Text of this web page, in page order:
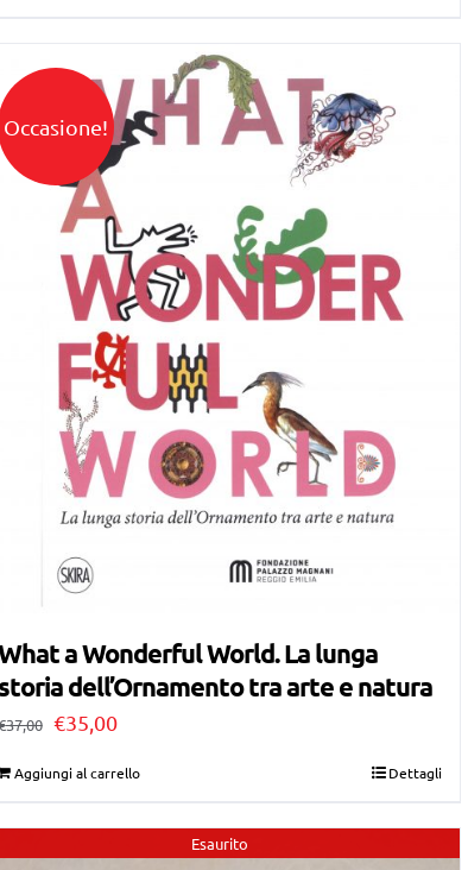
€28,00.€10,00.
Occasione!
a Wonderful World. La lunga
storia dell’Ornamento tra arte e natura
37,00 Il
era:
€35,00Il
è:
Aggiungi al carrello Dettagli
Esaurito